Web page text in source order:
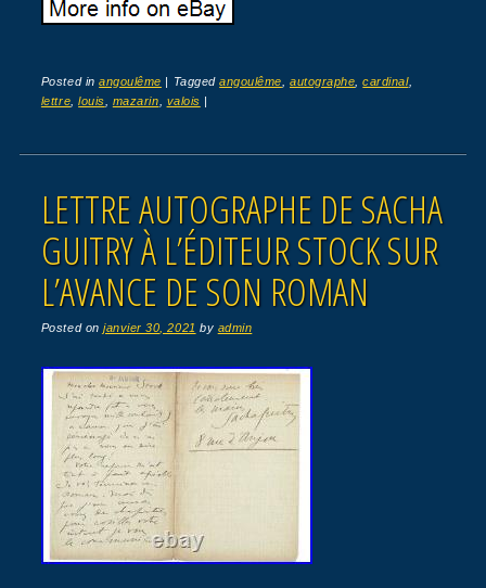
Posted inangoulême | Taggedangoulême autographe ,cardinal,
lettre ,louis mazarin valois |
LETTRE AUTOGRAPHE DE SACHA
GUITRY À L’ÉDITEUR STOCK SUR
L’AVANCE DE SON ROMAN
Posted onjanvier 30, 2021 by admin